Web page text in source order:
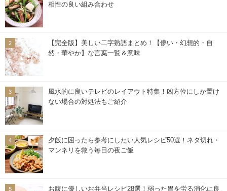
相性の良い組み合わせ
【完全版】美しい二字熟語まとめ！【儚い・幻想的・自
然・華やか】な言葉一覧＆意味
風水的に良いテレビのレイアウト特集！凶方位にしか置け
ない場合の対処法もご紹介
夕飯に困ったら参考にしたい人気レシピ50選！ネタ切れ・
マンネリを救う毎日の夜ご飯
お腹に優しいお弁当レシピ28選！弱った胃を労る消化に良